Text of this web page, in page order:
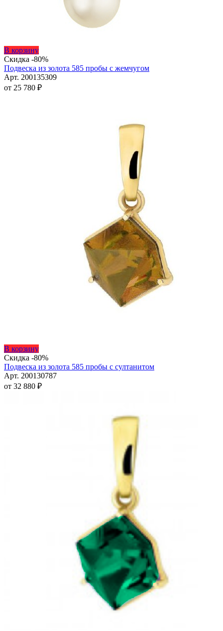
В корзинуЭтот
товар
имеет
несколько
вариаций.
Скидка -80%
Подвеска из золота 585 пробы с жемчугом
Арт. 200135309
от 25 780 ₽
В корзинуЭтот
товар
имеет
несколько
вариаций.
Скидка -80%
Подвеска из золота 585 пробы с султанитом
Арт. 200130787
от 32 880 ₽